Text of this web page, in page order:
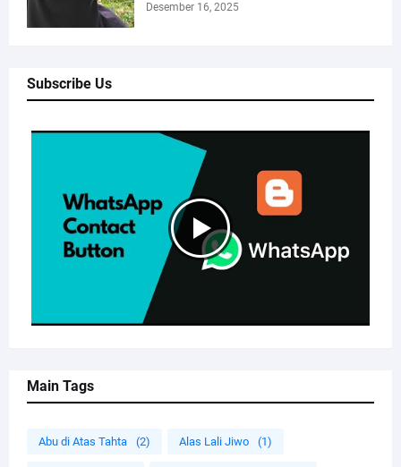
Desember 16, 2025
Subscribe Us
Main Tags
Abu di Atas Tahta (2) Alas Lali Jiwo (1)